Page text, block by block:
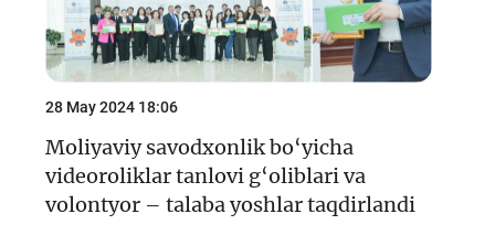
28 May 2024 18:06
Moliyaviy savodxonlik bo‘yicha
videoroliklar tanlovi g‘oliblari va
volontyor – talaba yoshlar taqdirlandi